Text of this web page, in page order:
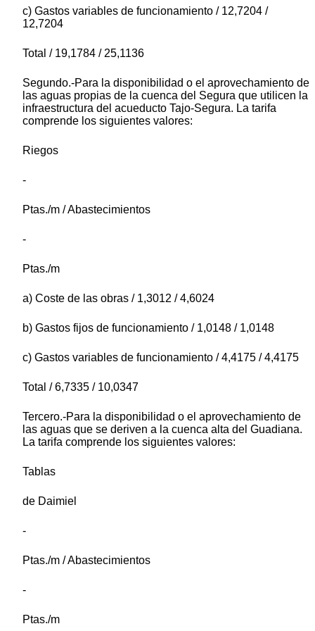
c) Gastos variables de funcionamiento / 12,7204 /
12,7204
Total / 19,1784 / 25,1136
Segundo.-Para la disponibilidad o el aprovechamiento de
las aguas propias de la cuenca del Segura que utilicen la
infraestructura del acueducto Tajo-Segura. La tarifa
comprende los siguientes valores:
Riegos
-
Ptas./m / Abastecimientos
-
Ptas./m
a) Coste de las obras / 1,3012 / 4,6024
b) Gastos fijos de funcionamiento / 1,0148 / 1,0148
c) Gastos variables de funcionamiento / 4,4175 / 4,4175
Total / 6,7335 / 10,0347
Tercero.-Para la disponibilidad o el aprovechamiento de
las aguas que se deriven a la cuenca alta del Guadiana.
La tarifa comprende los siguientes valores:
Tablas
de Daimiel
-
Ptas./m / Abastecimientos
-
Ptas./m